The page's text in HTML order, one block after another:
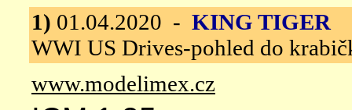
1) 01.04.2020 - KING TIGER
WWI US Drives-pohled do
www.modelimex.cz